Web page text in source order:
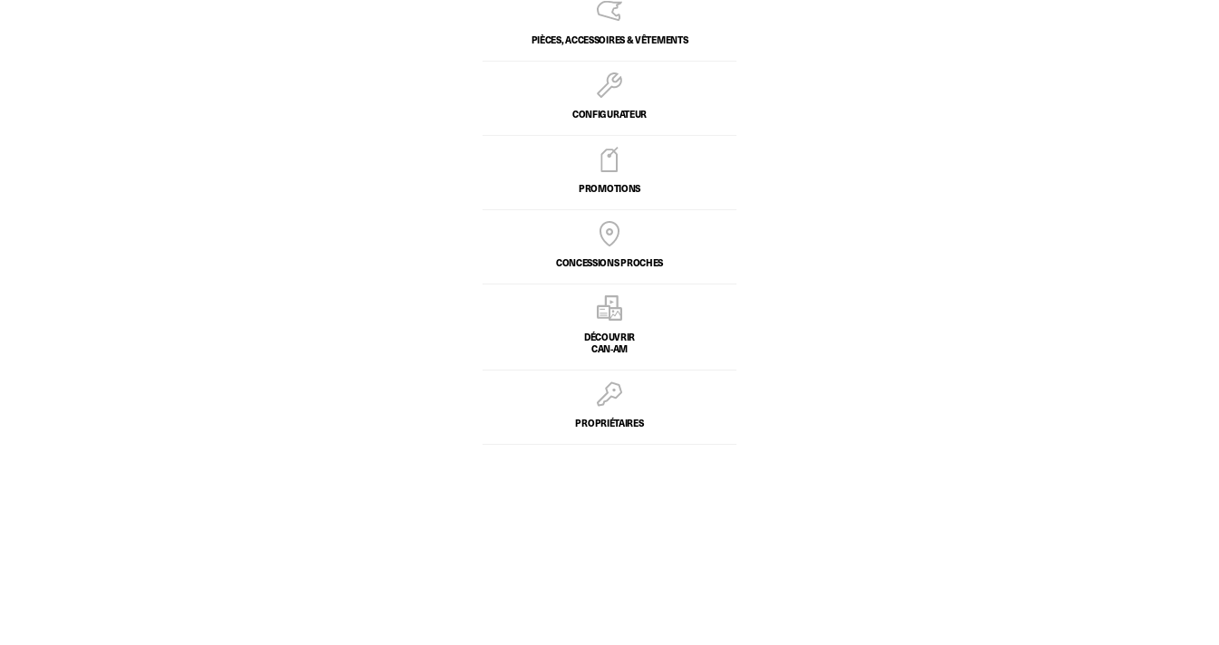
PIÈCES, ACCESSOIRES & VÊTEMENTS
CONFIGURATEUR
PROMOTIONS
CONCESSIONS PROCHES
DÉCOUVRIR
CAN-AM
PROPRIÉTAIRES